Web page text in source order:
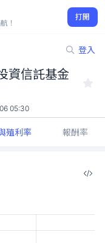
！
打開
登入
金 00997A
資信託基金
05:30
殖利率 報酬率